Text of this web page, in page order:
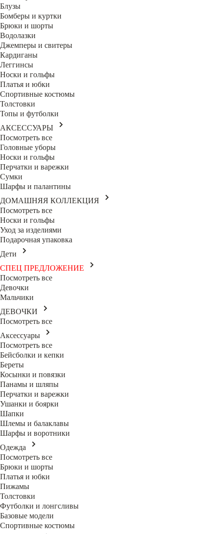
Блузы
Бомберы и куртки
Брюки и шорты
Водолазки
Джемперы и свитеры
Кардиганы
Леггинсы
Носки и гольфы
Платья и юбки
Спортивные костюмы
Толстовки
Топы и футболки
АКСЕССУАРЫ
Посмотреть все
Головные уборы
Носки и гольфы
Перчатки и варежки
Сумки
Шарфы и палантины
ДОМАШНЯЯ КОЛЛЕКЦИЯ
Посмотреть все
Носки и гольфы
Уход за изделиями
Подарочная упаковка
Дети
СПЕЦ ПРЕДЛОЖЕНИЕ
Посмотреть все
Девочки
Мальчики
ДЕВОЧКИ
Посмотреть все
Аксессуары
Посмотреть все
Бейсболки и кепки
Береты
Косынки и повязки
Панамы и шляпы
Перчатки и варежки
Ушанки и боярки
Шапки
Шлемы и балаклавы
Шарфы и воротники
Одежда
Посмотреть все
Брюки и шорты
Платья и юбки
Пижамы
Толстовки
Футболки и лонгсливы
Базовые модели
Спортивные костюмы